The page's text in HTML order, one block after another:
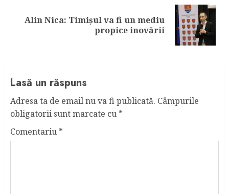
Next
Alin Nica: Timișul va fi un mediu
propice inovării
Lasă un răspuns
Adresa ta de email nu va fi publicată. Câmpurile
obligatorii sunt marcate cu *
Comentariu *